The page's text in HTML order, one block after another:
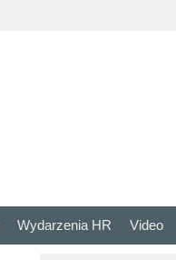
Wydarzenia HR Video